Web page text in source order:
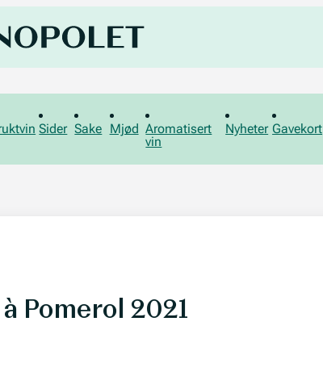
Sider Sake Mjød Aromatisert
vin
Nyheter Gavekort
Pomerol 2021